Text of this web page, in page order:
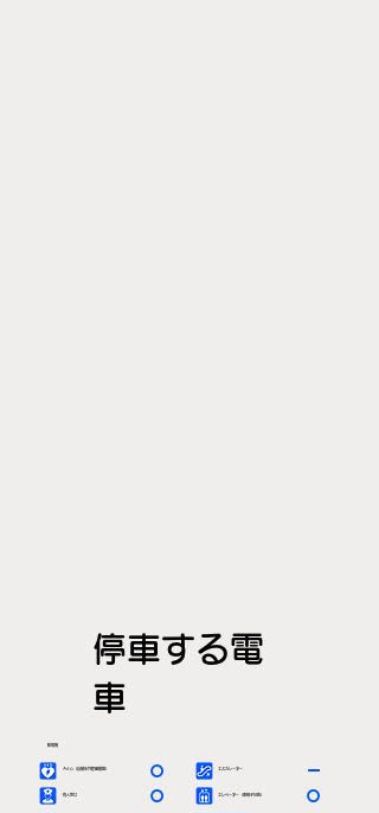
停車する電
車
駅情報
ＡＥＤ（自動体外除細動器）
有人窓口
エスカレーター
エレベーター（車椅子対応）
〇
〇
ー
〇